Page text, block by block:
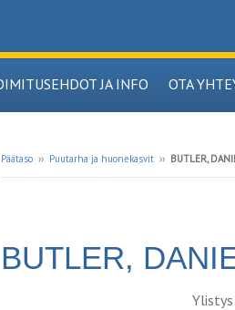
JA INFO OTA
Päätaso ›› Puutarha ja huonekasvit ›› BUTLER,
BUTLER,